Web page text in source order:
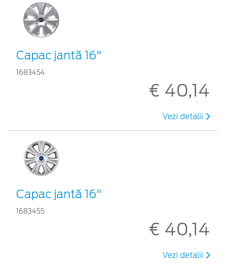
Capac jantă 16"
1683454
€ 40,14
Vezi detalii
Capac jantă 16"
1683455
€ 40,14
Vezi detalii